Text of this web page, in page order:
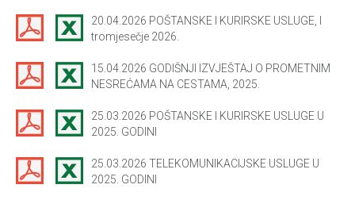
20.04.2026 POŠTANSKE I KURIRSKE USLUGE, I
tromjesečje 2026.
15.04.2026 GODIŠNJI IZVJEŠTAJ O PROMETNIM
NESREĆAMA NA CESTAMA, 2025.
25.03.2026 POŠTANSKE I KURIRSKE USLUGE U
2025. GODINI
25.03.2026 TELEKOMUNIKACIJSKE USLUGE U
2025. GODINI